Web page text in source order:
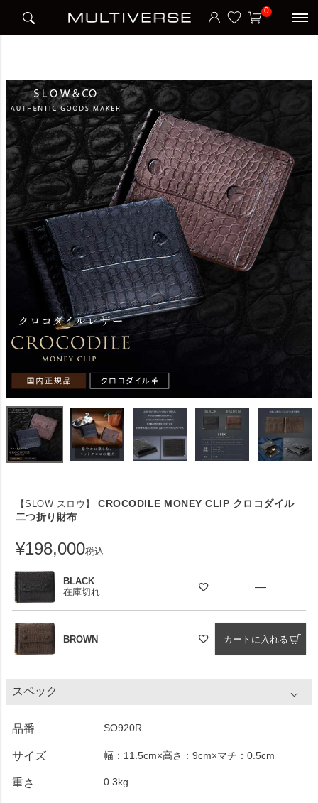
0
CROCODILE MONEY CLIP クロコダイル 二つ折り財布
【SLOW スロウ】
CROCODILE MONEY CLIP クロコダイル
二つ折り財布
¥198,000税込
BLACK
在庫切れ
—
BROWN カートに入れる
スペック
品番 SO920R
サイズ 幅：11.5cm×高さ：9cm×マチ：0.5cm
重さ 0.3kg